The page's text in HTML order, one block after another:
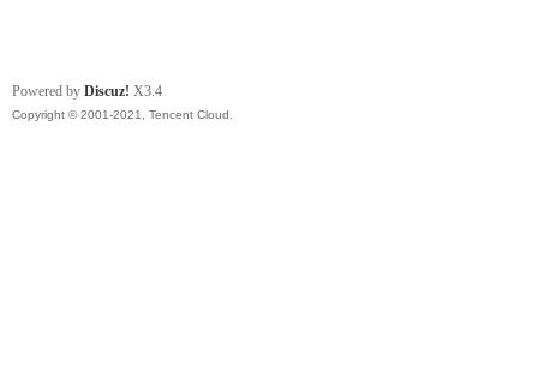
Powered by Discuz! X3.4
Copyright © 2001-2021, Tencent Cloud.